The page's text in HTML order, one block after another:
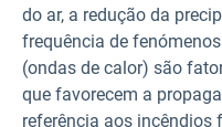
do ar, a redução da
frequência de
(ondas de calor) são
que favorecem a
referência aos incêndios